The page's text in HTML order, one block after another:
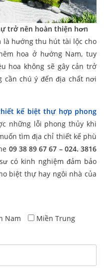
trở nên hoàn thiện hơn
là hướng thu hút tài lộc cho
hoa ở hướng Nam, tuy
hoa không sẽ gây cản trở
cần chú ý đến địa chất nơi
kế biệt thự hợp phong
những lỗi phong thủy khi
tìm địa chỉ thiết kế phù
09 38 89 67 67 – 024. 3816
có kinh nghiệm đảm bảo
biệt thự hay ngôi nhà của
Nam Miền Trung